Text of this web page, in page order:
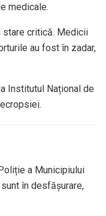
medicale.
stare critică. Medicii
au fost în zadar,
Institutul Național de
a Municipiului
în desfășurare,